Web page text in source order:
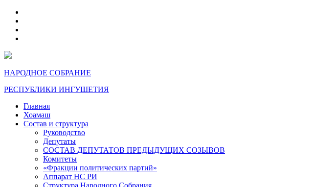
НАРОДНОЕ СОБРАНИЕ
РЕСПУБЛИКИ ИНГУШЕТИЯ
Главная
Хоамаш
Состав и структура
Руководство
Депутаты
СОСТАВ ДЕПУТАТОВ ПРЕДЫДУЩИХ СОЗЫВОВ
Комитеты
«Фракции политических партий»
Аппарат НС РИ
Структура Народного Собрания